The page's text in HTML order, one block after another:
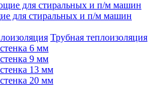
для стиральных и п/м машин
Трубная теплоизоляция
6 мм
9 мм
13 мм
20 мм